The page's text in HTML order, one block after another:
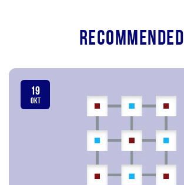
Recommended
19
OKT